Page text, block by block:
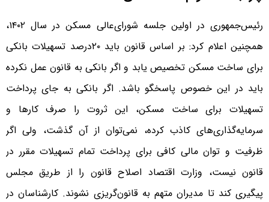
رئیس‌‌‌جمهوری در اولین جلسه شورای‌عالی مسکن در سال ۱۴۰۲،
همچنین اعلام کرد: بر اساس قانون باید ۲۰‌درصد تسهیلات بانکی
برای ساخت مسکن تخصیص یابد و اگر بانکی به قانون عمل نکرده
باید در این خصوص پاسخگو باشد. اگر بانکی به جای پرداخت
تسهیلات برای ساخت مسکن، این ثروت را صرف کارها و
سرمایه‌گذاری‌‌‌های کاذب کرده، نمی‌توان از آن گذشت، ولی اگر
ظرفیت و توان مالی کافی برای پرداخت تمام تسهیلات مقرر در
قانون نیست، وزارت اقتصاد اصلاح قانون را از طریق مجلس
پیگیری کند تا مدیران متهم به قانون‌‌‌گریزی نشوند. کارشناسان در